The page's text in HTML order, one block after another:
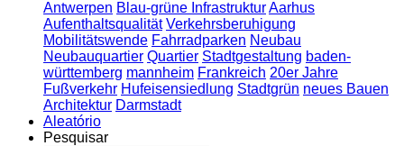
Antwerpen Blau-grüne InfrastrukturAarhus
Aufenthaltsqualität Verkehrsberuhigung
Mobilitätswende Fahrradparken Neubau
Neubauquartier Quartier Stadtgestaltung baden-
württemberg mannheim Frankreich 20er Jahre
Fußverkehr Hufeisensiedlung Stadtgrün neues Bauen
Architektur Darmstadt
Aleatório
Pesquisar